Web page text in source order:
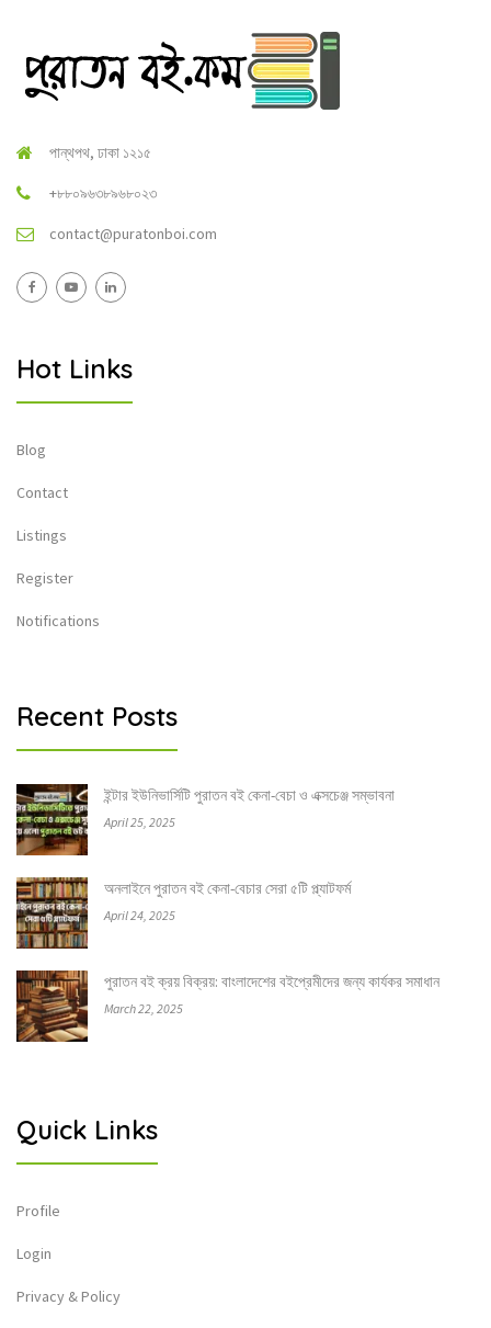
পান্থপথ, ঢাকা ১২১৫
+৮৮০৯৬৩৮৯৬৮০২৩
contact@puratonboi.com
Hot Links
Blog
Contact
Listings
Register
Notifications
Recent Posts
ইন্টার ইউনিভার্সিটি পুরাতন বই কেনা-বেচা ও এক্সচেঞ্জ সম্ভাবনা
April 25, 2025
অনলাইনে পুরাতন বই কেনা-বেচার সেরা ৫টি প্ল্যাটফর্ম
April 24, 2025
পুরাতন বই ক্রয় বিক্রয়: বাংলাদেশের বইপ্রেমীদের জন্য কার্যকর সমাধান
March 22, 2025
Quick Links
Profile
Login
Privacy & Policy